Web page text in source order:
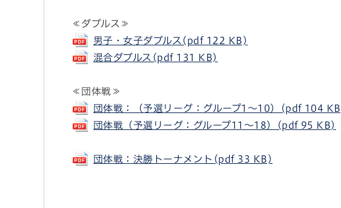
≪ダブルス≫
男子・女子ダブルス(pdf 122 KB)
混合ダブルス(pdf 131 KB)
≪団体戦≫
団体戦：（予選リーグ：グループ1～10）(pdf 104
団体戦（予選リーグ：グループ11～18）(pdf 95 KB)
団体戦：決勝トーナメント(pdf 33 KB)